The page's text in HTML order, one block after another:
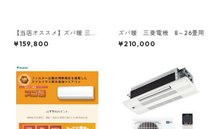
【当店オススメ】ズバ暖 三菱
電機 6～18畳用
¥159,800
ズバ暖 三菱電機 8～26畳用
¥210,000